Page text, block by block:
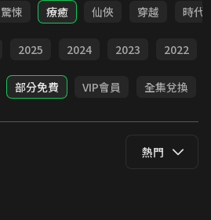
驚悚 療癒 仙俠 穿越 時代
2025 2024 2023 2022
部分免費 VIP會員 全集兌換
熱門